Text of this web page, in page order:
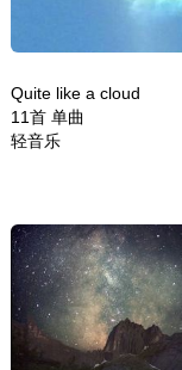
Quite like a cloud
11首 单曲
轻音乐